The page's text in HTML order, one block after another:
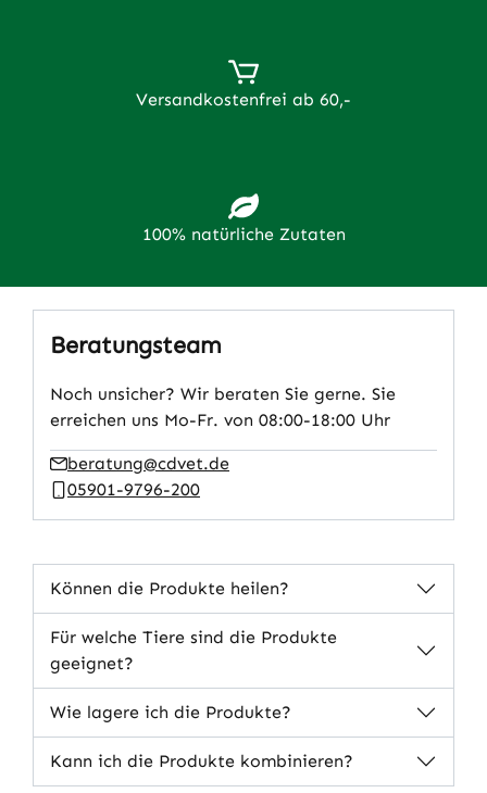
Versandkostenfrei ab 60,-
100% natürliche Zutaten
Beratungsteam
Noch unsicher? Wir beraten Sie gerne. Sie
erreichen uns Mo-Fr. von 08:00-18:00 Uhr
beratung@cdvet.de
05901-9796-200
Können die Produkte heilen?
Für welche Tiere sind die Produkte
geeignet?
Wie lagere ich die Produkte?
Kann ich die Produkte kombinieren?